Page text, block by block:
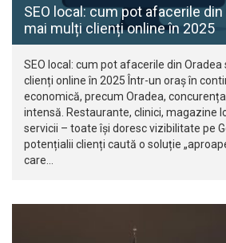
SEO local: cum pot afacerile
mai mulți clienți online în 2025
SEO local: cum pot afacerile din
clienți online în 2025 Într-un oraș în
economică, precum Oradea,
intensă. Restaurante, clinici, magazine
servicii – toate își doresc vizibilitate pe
potențialii clienți caută o soluție
care…